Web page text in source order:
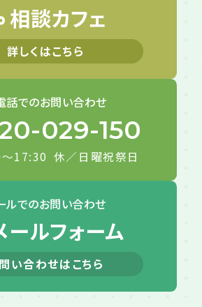
相談カフェ
詳しくはこちら
話でのお問い合わせ
029-150
17:30 休／日曜祝祭日
ルでのお問い合わせ
ールフォーム
い合わせはこちら